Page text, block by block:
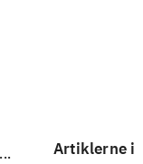
Artiklerne i